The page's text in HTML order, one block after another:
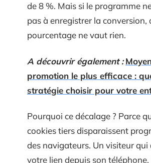
de 8 %. Mais si le programme
pas à enregistrer la conversion,
pourcentage ne vaut rien.
A découvrir également :
promotion le plus efficace :
stratégie choisir pour votre
Pourquoi ce décalage ? Parce
cookies tiers disparaissent
des navigateurs. Un visiteur qui
votre lien depuis son